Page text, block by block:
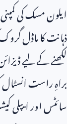
ایلون مسک کی
ذہانت کا ماڈل
لکھنے کے لیے
براہِ راست انسٹال
سائٹس اور ایپلی